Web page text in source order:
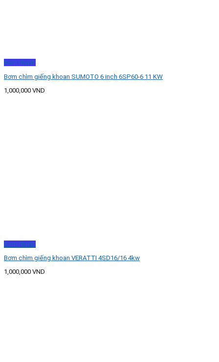
Xem nhanh
Bơm chìm giếng khoan SUMOTO 6 inch 6SP60-6 11 KW
1,000,000 VND
Xem nhanh
Bơm chìm giếng khoan VERATTI 4SD16/16 4kw
1,000,000 VND